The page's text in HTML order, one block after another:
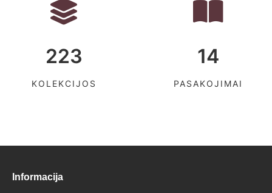
223
KOLEKCIJOS
14
PASAKOJIMAI
Informacija